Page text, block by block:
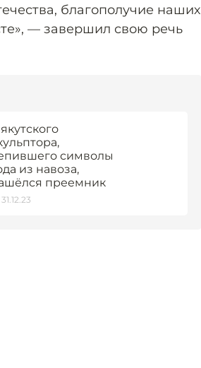
благополучие наших
— завершил свою речь
символы
из навоза,
преемник
31.12.23